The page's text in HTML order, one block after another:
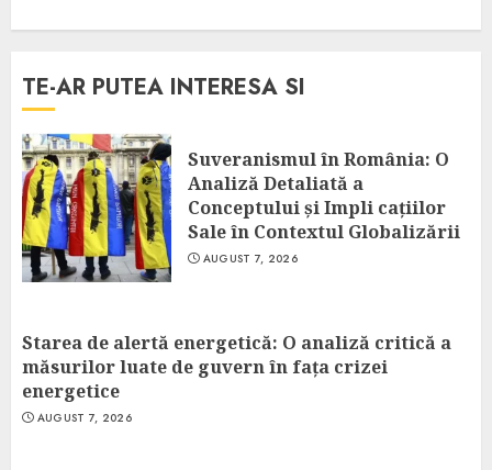
TE-AR PUTEA INTERESA SI
Suveranismul în România: O
Analiză Detaliată a
Conceptului și Impli cațiilor
Sale în Contextul Globalizării
AUGUST 7, 2026
Starea de alertă energetică: O analiză critică a
măsurilor luate de guvern în fața crizei
energetice
AUGUST 7, 2026